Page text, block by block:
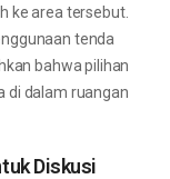
ke area tersebut.
tenda
bahwa pilihan
di dalam ruangan
Diskusi